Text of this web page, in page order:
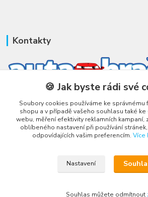
Kontakty
Honza Adámek
+420 775 231 066
(Po-Ne, 9-21 hod.)
honza@autahracky.cz
🍪 Jak byste rádi své
Soubory cookies používáme ke správnému
shopu a v případě vašeho souhlasu také
webu, měření efektivity reklamních kampaní,
oblíbeného nastavení při používání
odpovídajících vašim preferencím. Více
Nastavení
Souhlas můžete odmítnout